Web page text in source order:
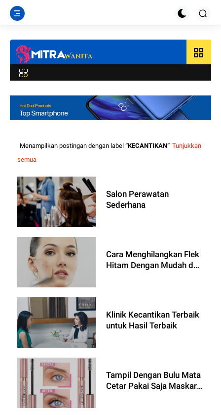
grid_view
Menampilkan postingan dengan label KECANTIKAN
Tunjukkan
semua
Salon Perawatan
Sederhana
Cara Menghilangkan Flek
Hitam Dengan Mudah dan
Klinik Kecantikan Terbaik
untuk Hasil Terbaik
Tampil Dengan Bulu Mata
Cetar Pakai Saja Maskara